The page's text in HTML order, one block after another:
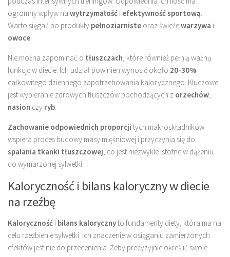
ogromny wpływ na wytrzymałość i efektywność sportową.
Warto sięgać po produkty pełnoziarniste oraz świeżewarzywa i
owoce.
Nie można zapominać o tłuszczach, które również pełnią ważną
funkcję w diecie. Ich udział powinien wynosić około 20-30%
całkowitego dziennego zapotrzebowania kalorycznego. Kluczowe
jest wybieranie zdrowych tłuszczów pochodzących z orzechów,
nasion czy ryb.
Zachowanie odpowiednich proporcji tych makroskładników
wspiera proces budowy masy mięśniowej i przyczynia się do
spalania tkanki tłuszczowej, co jest niezwykle istotne w dążeniu
do wymarzonej sylwetki.
Kaloryczność i bilans kaloryczny w diecie
na rzeźbę
Kaloryczność i bilans kalorycznyto fundamenty diety, która ma na
celu rzeźbienie sylwetki. Ich znaczenie w osiąganiu zamierzonych
efektów jest nie do przecenienia. Żeby precyzyjnie określić swoje